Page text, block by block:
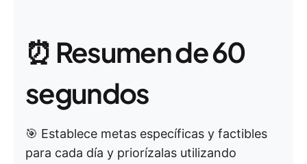
⏰ Resumen de 60
segundos
🎯 Establece metas específicas y factibles
para cada día y priorízalas utilizando